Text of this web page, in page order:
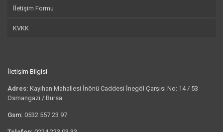
İletişim Formu
KVKK
İletişim Bilgisi
Adres: Kayıhan Mahallesi İnönü Caddesi İnegöl Çarşısı No: 14 / 53
Osmangazi / Bursa
Gsm: 0532 557 23 97